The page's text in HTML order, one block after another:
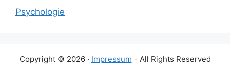
Psychologie
Copyright © 2026 · Impressum - All Rights Reserved